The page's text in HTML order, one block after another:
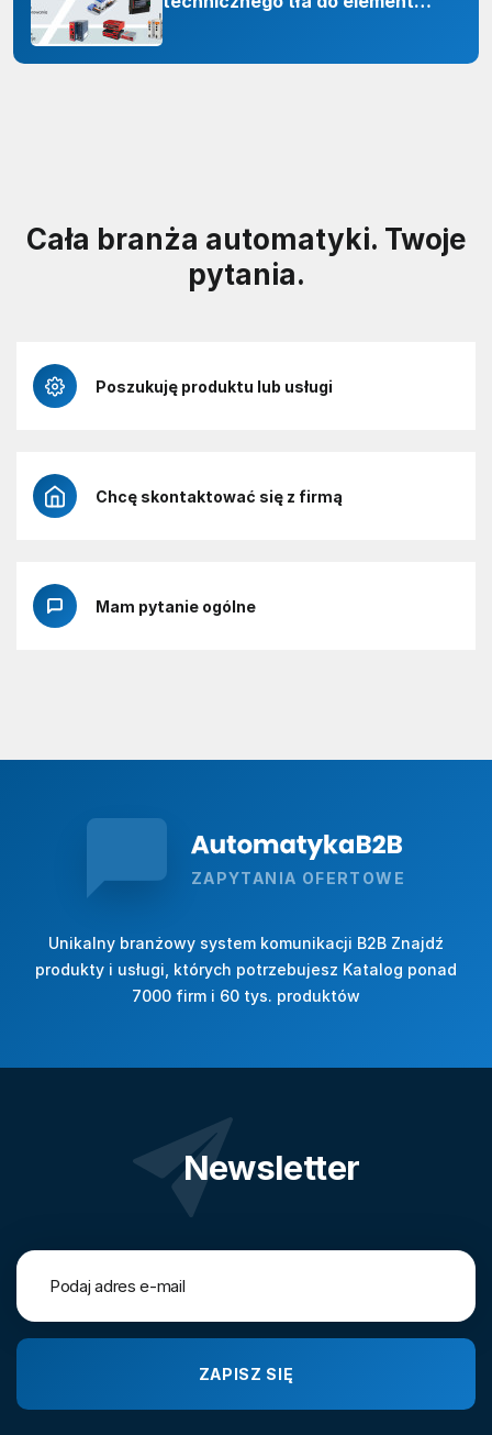
Cała branża automatyki. Twoje
pytania.
Poszukuję produktu lub usługi
Chcę skontaktować się z firmą
Mam pytanie ogólne
ZAPYTANIA OFERTOWE
Unikalny branżowy system komunikacji B2B Znajdź
produkty i usługi, których potrzebujesz Katalog ponad
7000 firm i 60 tys. produktów
Newsletter